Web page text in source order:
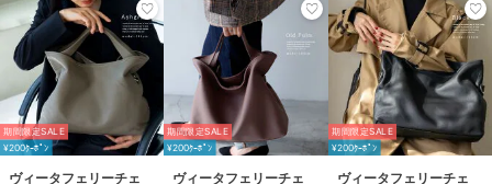
期間限定SALE
¥200ｸｰﾎﾟﾝ
ヴィータフェリーチェ
期間限定SALE
¥200ｸｰﾎﾟﾝ
ヴィータフェリーチェ
期間限定SALE
¥200ｸｰﾎﾟﾝ
ヴィータフェリーチェ